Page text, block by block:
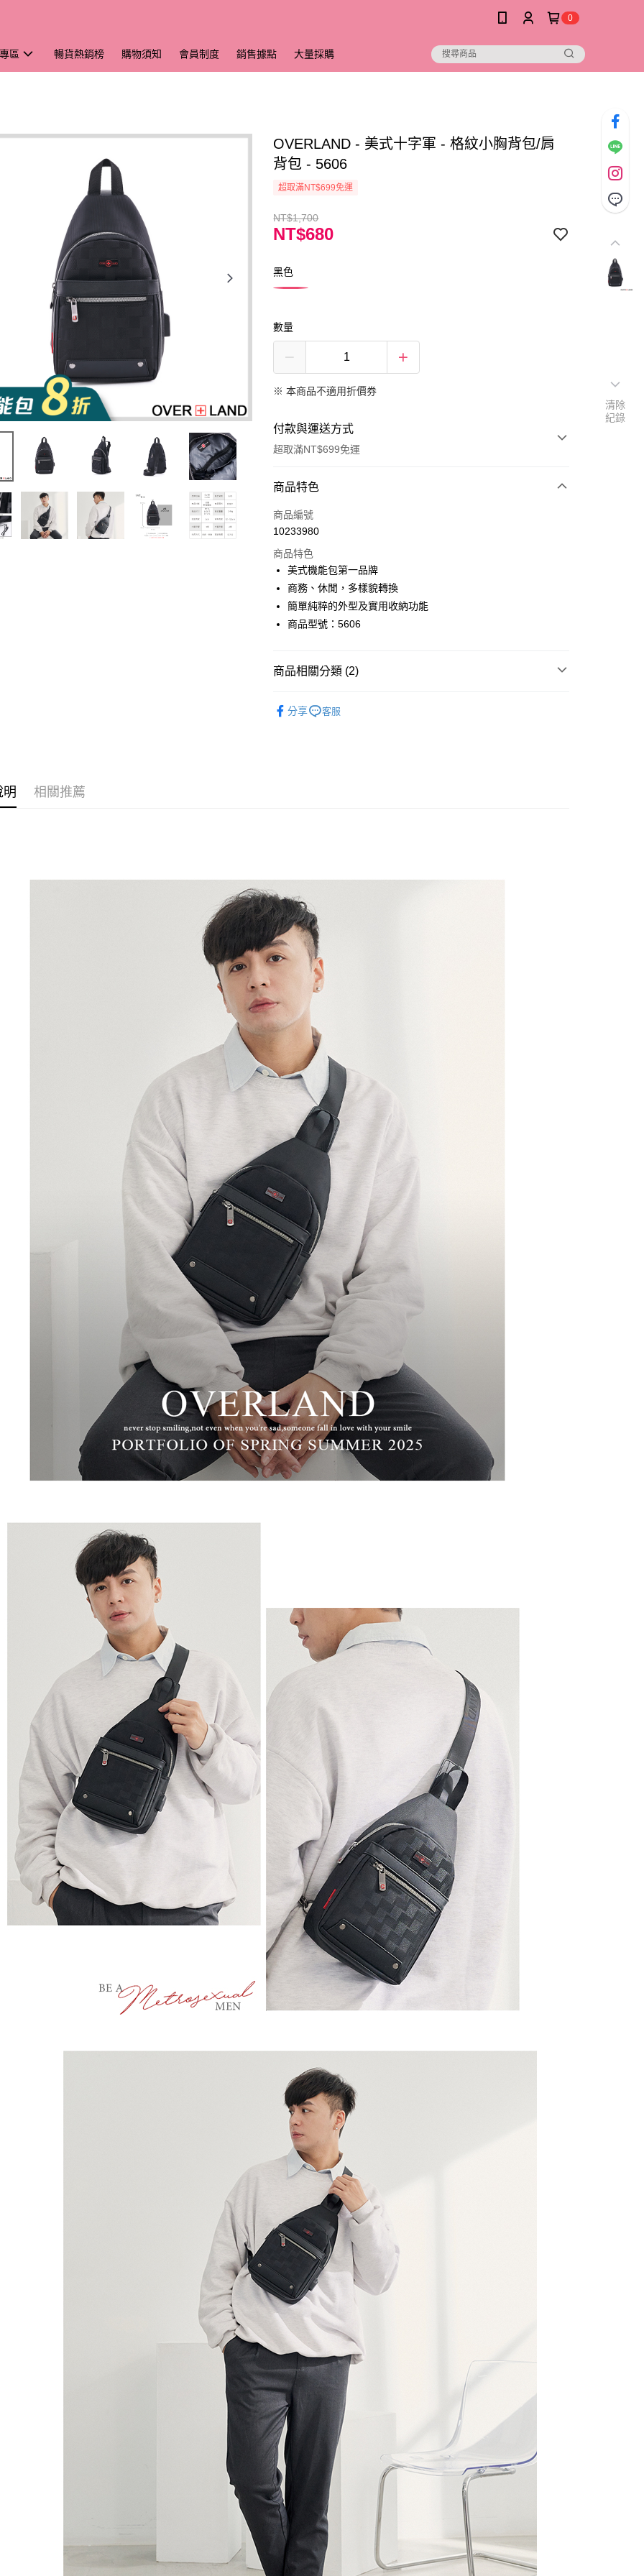
0
區 暢貨熱銷榜 購物須知 會員制度 銷售據點 大量採購
OVERLAND - 美式十字軍 - 格紋小胸背包/肩
背包 - 5606
超取滿NT$699免運
NT$1,700
NT$680
黑色
數量
※ 本商品不適用折價券
付款與運送方式
超取滿NT$699免運
付款方式
信用卡一次付款
LINE Pay
Apple Pay
街口支付
Google Pay
３．收到繳費通知簡訊後14天內，點擊此簡訊中的連結，可透過四大超商
／ATM／網路銀行／等多元方式進行付款，方視為交易完成。
※ 請注意：結帳手續完成當下不需立刻繳費，但若您需要取消訂單，請聯
絡購買商品的店家。未經商家同意取消之訂單仍視為有效，需透過AFTEE
先享後付繳納相關費用。
※ 交易是否成功請以「AFTEE先享後付 」之結帳頁面顯示為準，若有關於
是否繳費成功／繳費後需取消欲退款等相關疑問，請聯繫「AFTEE先享後
付客戶支援中心」
【注意事項】
１．透過由恩沛科技股份有限公司提供之「AFTEE先享後付」服務完成之
交易，需依本服務之必要範圍內提供個人資料，並將交易相關給付款項請
求債權轉讓予恩沛科技股份有限公司。
２．關於個人資料處理事宜，請瀏覽以下網址：
https://aftee.tw/terms/#terms3
３．未成年的使用者請事先徵得法定代理人或監護人之同意方可使用
「AFTEE先享後付」，若未經同意申辦者引起之損失，本公司不負相關責
４．使用「AFTEE先享後付」時，將依據個別帳號之用戶狀況，依本公司
即時審查核予不同之上限額度；若仍有額度不足之情形，本公司將視審查
結果請求用戶進行身份認證。
５．嚴禁一人註冊多個帳號或使用他人資訊註冊。若發現惡意使用之情
形，恩沛科技股份有限公司將有權停止該用戶之使用額度並採取法律行
動。
付款後全家取貨
每筆NT$100，滿NT$699(含以上)免運費
萊爾富取貨付款
每筆NT$80
付款後萊爾富取貨
每筆NT$80
7-11取貨付款
每筆NT$100，滿NT$699(含以上)免運費
付款後7-11取貨
每筆NT$100，滿NT$699(含以上)免運費
新竹物流
每筆NT$100，滿NT$999(含以上)免運費
中華郵政
每筆NT$100，滿NT$999(含以上)免運費
新竹物流/黑貓
每筆NT$250，滿NT$2,000(含以上)免運費
商品特色
商品編號
10233980
商品特色
美式機能包第一品牌
商務、休閒，多樣貌轉換
簡單純粹的外型及實用收納功能
商品型號：5606
商品相關分類 (2)
分享 客服
明 相關推薦
清除
紀錄